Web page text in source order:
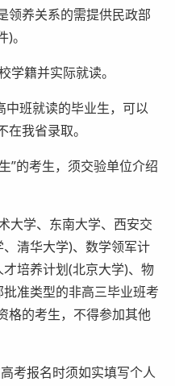
领养关系的需提供民政部
。
籍并实际就读。
班就读的毕业生，可以
我省录取。
的考生，须交验单位介绍
学、东南大学、西安交
清华大学)、数学领军计
培养计划(北京大学)、物
准类型的非高三毕业班考
格的考生，不得参加其他
报名时须如实填写个人